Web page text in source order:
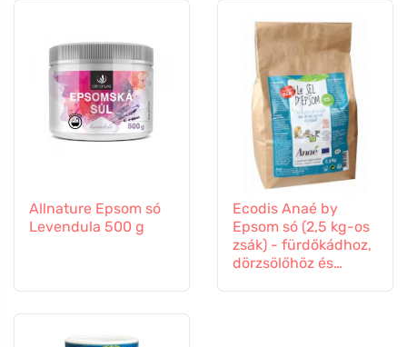
Allnature Epsom só
Levendula 500 g
Ecodis Anaé by
Epsom só (2,5 kg-os
zsák) - fürdőkádhoz,
dörzsölőhöz és